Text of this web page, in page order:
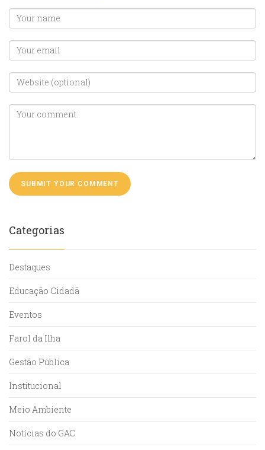
Categorias
Destaques
Educação Cidadã
Eventos
Farol da Ilha
Gestão Pública
Institucional
Meio Ambiente
Notícias do GAC